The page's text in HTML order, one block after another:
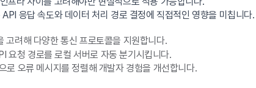
응답 속도와 데이터 처리 경로 결정에 직접적인 영향을 미칩니다.
려해 다양한 통신 프로토콜을 지원합니다.
요청 경로를 로컬 서버로 자동 분기시킵니다.
오류 메시지를 정렬해 개발자 경험을 개선합니다.